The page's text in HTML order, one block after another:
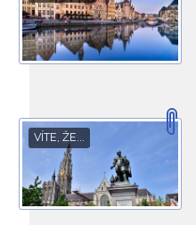
VÍTE, ŽE...